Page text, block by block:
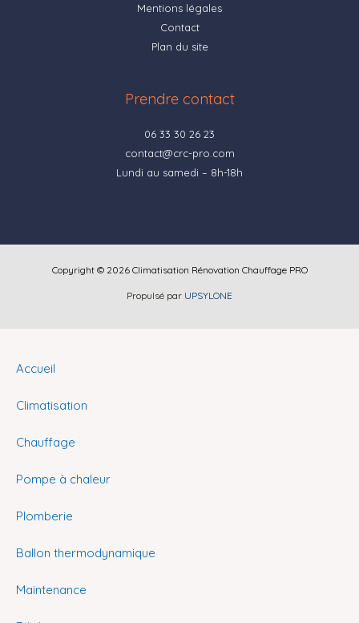
Mentions légales
Contact
Plan du site
Prendre contact
06 33 30 26 23
contact@crc-pro.com
Lundi au samedi – 8h-18h
Copyright © 2026 Climatisation Rénovation Chauffage PRO
Propulsé par UPSYLONE
Accueil
Climatisation
Chauffage
Pompe à chaleur
Plomberie
Ballon thermodynamique
Maintenance